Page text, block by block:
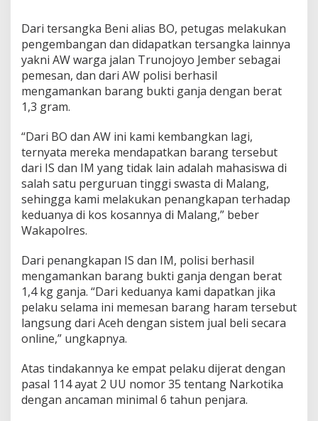
Dari tersangka Beni alias BO, petugas melakukan
pengembangan dan didapatkan tersangka lainnya
yakni AW warga jalan Trunojoyo Jember sebagai
pemesan, dan dari AW polisi berhasil
mengamankan barang bukti ganja dengan berat
1,3 gram.
“Dari BO dan AW ini kami kembangkan lagi,
ternyata mereka mendapatkan barang tersebut
dari IS dan IM yang tidak lain adalah mahasiswa di
salah satu perguruan tinggi swasta di Malang,
sehingga kami melakukan penangkapan terhadap
keduanya di kos kosannya di Malang,” beber
Wakapolres.
Dari penangkapan IS dan IM, polisi berhasil
mengamankan barang bukti ganja dengan berat
1,4 kg ganja. “Dari keduanya kami dapatkan jika
pelaku selama ini memesan barang haram tersebut
langsung dari Aceh dengan sistem jual beli secara
online,” ungkapnya.
Atas tindakannya ke empat pelaku dijerat dengan
pasal 114 ayat 2 UU nomor 35 tentang Narkotika
dengan ancaman minimal 6 tahun penjara.